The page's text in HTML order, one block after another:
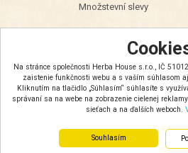
Na stránce společnosti Herba House s.r.o., IČ
zaistenie funkčnosti webu a s vaším súhlasom
Kliknutím na tlačidlo „Súhlasím“ súhlasíte s
správaní sa na webe na zobrazenie cielenej
sieťach a na ďalších weboch.
Souhlasím
Množstevní slevy